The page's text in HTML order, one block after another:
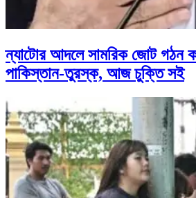
ন্যাটোর আদলে সামরিক জোট গঠন
পাকিস্তান-তুরস্ক, আজ চুক্তি সই